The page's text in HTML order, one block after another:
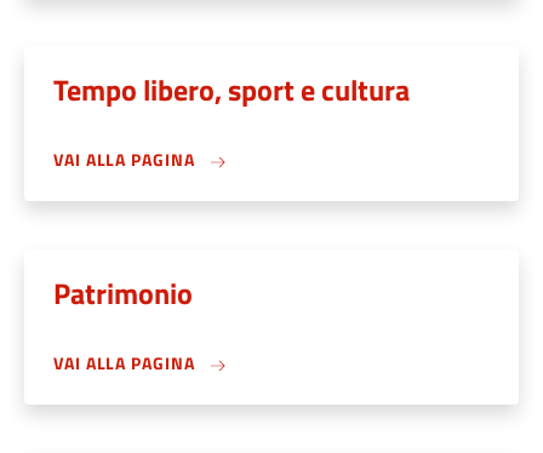
Tempo libero, sport e cultura
VAI ALLA PAGINA
Patrimonio
VAI ALLA PAGINA